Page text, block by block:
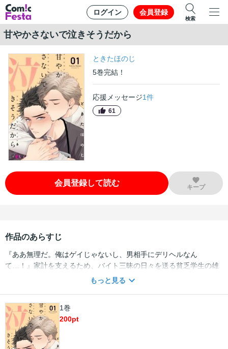
ログイン 会員登録
検索
甘やかさないで泣きそうだから
ときたほのじ
5巻完結！
応援メッセージ1件
61
会員登録して読む キープ
作品のあらすじ
『ああ無理だ。俺はゲイじゃないし、男相手にデリヘルなん
て…！』家計を支えるため、バイト三昧の日々を送る貧乏学生の雄
太。寝る間もなく働く生活に限界を感じ始めていた時、高収入のデ
く――。くじけた雄太は勇気をふりしぼって、相手の男性・白城に
事情を打ち明ける。イケメンながら寡黙な白城にドキドキする雄
太。そんな雄太に白城は一言…『どうぞ、ベッドへ上がってくださ
い』ダメだ俺、ついに男に抱かれてしまう――！？ ミステリアスな
もっと見る
1巻
200pt